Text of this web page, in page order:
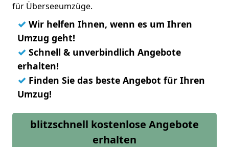
für Überseeumzüge.
✓ Wir helfen Ihnen, wenn es um Ihren
Umzug geht!
✓ Schnell & unverbindlich Angebote
erhalten!
✓ Finden Sie das beste Angebot für Ihren
Umzug!
blitzschnell kostenlose Angebote
erhalten